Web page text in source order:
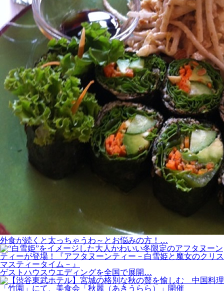
外食が続くと太っちゃうわ～とお悩みの方！…
ゲストハウスウエディングを全国で展開…